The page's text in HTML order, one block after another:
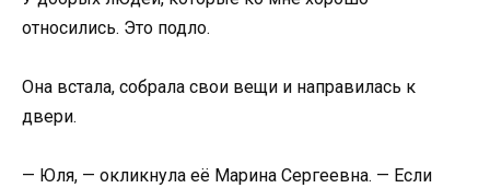
относились. Это подло.
Она встала, собрала свои вещи и направилась к
двери.
— Юля, — окликнула её Марина Сергеевна. — Если